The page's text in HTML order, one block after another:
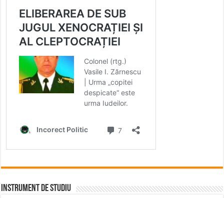
INSTRUMENT DE STUDIU